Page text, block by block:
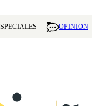
OPINION